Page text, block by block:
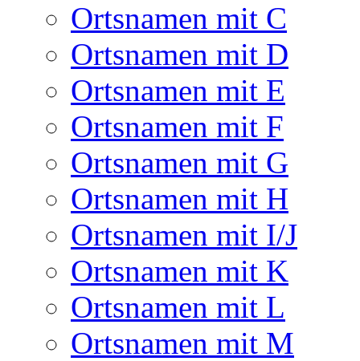
Ortsnamen mit C
Ortsnamen mit D
Ortsnamen mit E
Ortsnamen mit F
Ortsnamen mit G
Ortsnamen mit H
Ortsnamen mit I/J
Ortsnamen mit K
Ortsnamen mit L
Ortsnamen mit M